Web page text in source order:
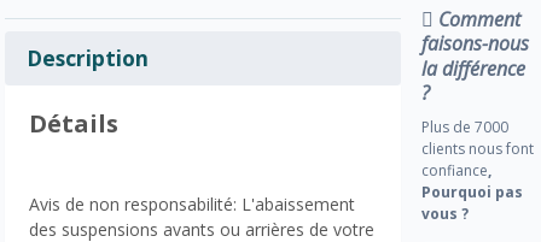
Description
Détails
Avis de non responsabilité: L'abaissement
des suspensions avants ou arrières de votre
Comment
faisons-nous
la différence
?
Plus de 7000
clients nous font
confiance,
Pourquoi pas
vous ?